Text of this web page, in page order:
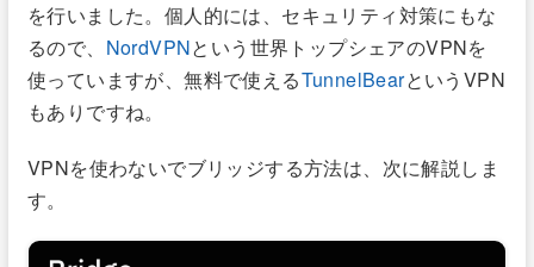
を行いました。個人的には、セキュリティ対策にもな
るので、 NordVPNという世界トップシェアのVPNを
使っていますが、無料で使えるTunnelBearというVPN
もありですね。
VPNを使わないでブリッジする方法は、次に解説しま
す。